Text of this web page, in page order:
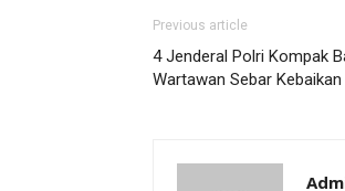
Previous article
4 Jenderal Polri Kompak
Wartawan Sebar